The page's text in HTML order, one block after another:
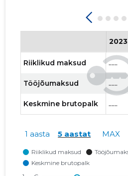
2023
Riiklikud maksud ......
Tööjõumaksud ......
Keskmine brutopalk ......
1 aasta 5 aastat MAX